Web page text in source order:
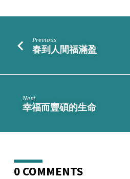
Previous
春到人間福滿盈
Next
幸福而豐碩的生命
0 COMMENTS